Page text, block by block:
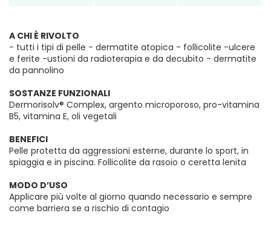
A CHI È RIVOLTO
- tutti i tipi di pelle - dermatite atopica - follicolite -ulcere
e ferite -ustioni da radioterapia e da decubito - dermatite
da pannolino
SOSTANZE FUNZIONALI
Dermorisolv® Complex, argento microporoso, pro-vitamina
B5, vitamina E, oli vegetali
BENEFICI
Pelle protetta da aggressioni esterne, durante lo sport, in
spiaggia e in piscina. Follicolite da rasoio o ceretta lenita
MODO D’USO
Applicare più volte al giorno quando necessario e sempre
come barriera se a rischio di contagio